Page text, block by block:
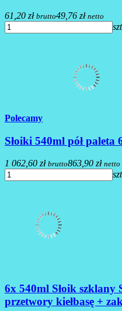
61,20 zł brutto49,76 zł netto
Polecamy
Słoiki 540ml pół paleta
1 062,60 zł brutto863,90 zł netto
6x 540ml Słoik szklany
przetwory kiełbasę +